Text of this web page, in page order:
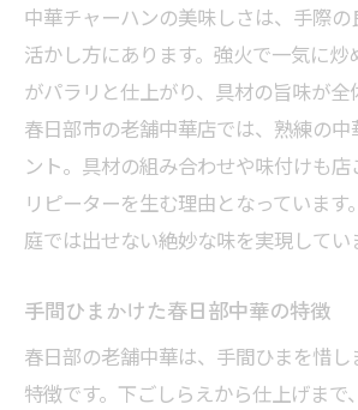
中華チャーハンの美味しさは、手際
活かし方にあります。強火で一気に炒
がパラリと仕上がり、具材の旨味が全
春日部市の老舗中華店では、熟練の中
ント。具材の組み合わせや味付けも店
リピーターを生む理由となっていま
庭では出せない絶妙な味を実現してい
手間ひまかけた春日部中華の特徴
春日部の老舗中華は、手間ひまを惜
特徴です。下ごしらえから仕上げまで